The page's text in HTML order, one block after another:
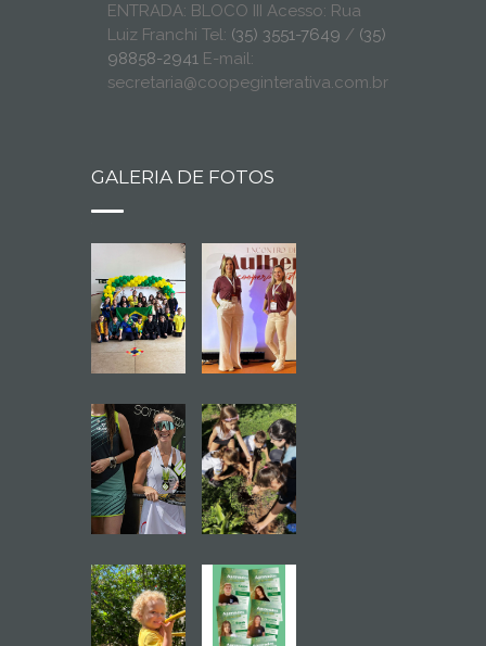
ENTRADA: BLOCO III Acesso: Rua
Luiz Franchi Tel: (35) 3551-7649 / (35)
98858-2941 E-mail:
secretaria@coopeginterativa.com.br
GALERIA DE FOTOS